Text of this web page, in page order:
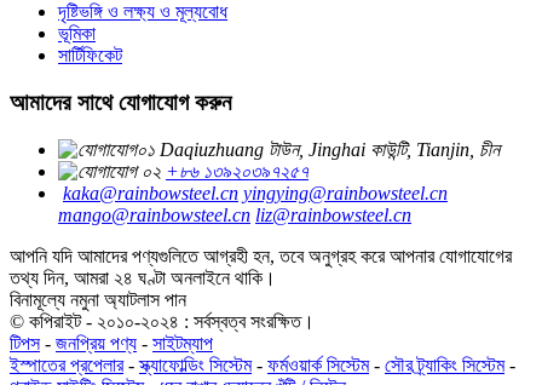
দৃষ্টিভঙ্গি ও লক্ষ্য ও মূল্যবোধ
ভূমিকা
সার্টিফিকেট
আমাদের সাথে যোগাযোগ করুন
Daqiuzhuang টাউন, Jinghai কাউন্টি, Tianjin, চীন
+৮৬ ১৩৯২০৩৯৭২৫৭
kaka@rainbowsteel.cn yingying@rainbowsteel.cn
mango@rainbowsteel.cn liz@rainbowsteel.cn
আপনি যদি আমাদের পণ্যগুলিতে আগ্রহী হন, তবে অনুগ্রহ করে আপনার যোগাযোগের
তথ্য দিন, আমরা ২৪ ঘণ্টা অনলাইনে থাকি।
বিনামূল্যে নমুনা অ্যাটলাস পান
© কপিরাইট - ২০১০-২০২৪ : সর্বস্বত্ব সংরক্ষিত।
টিপস- জনপ্রিয় পণ্য - সাইটম্যাপ
ইস্পাতের প্রপেলার-স্ক্যাফোল্ডিং সিস্টেম- ফর্মওয়ার্ক সিস্টেম- সৌর ট্র্যাকিং সিস্টেম-